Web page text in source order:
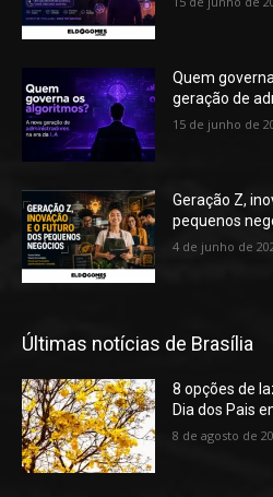
Quem
geração de
15 de junho de
Geração Z,
pequenos
4 de junho de
Últimas notícias de Brasília
8 opções de
Dia dos Pais
8 de agosto de